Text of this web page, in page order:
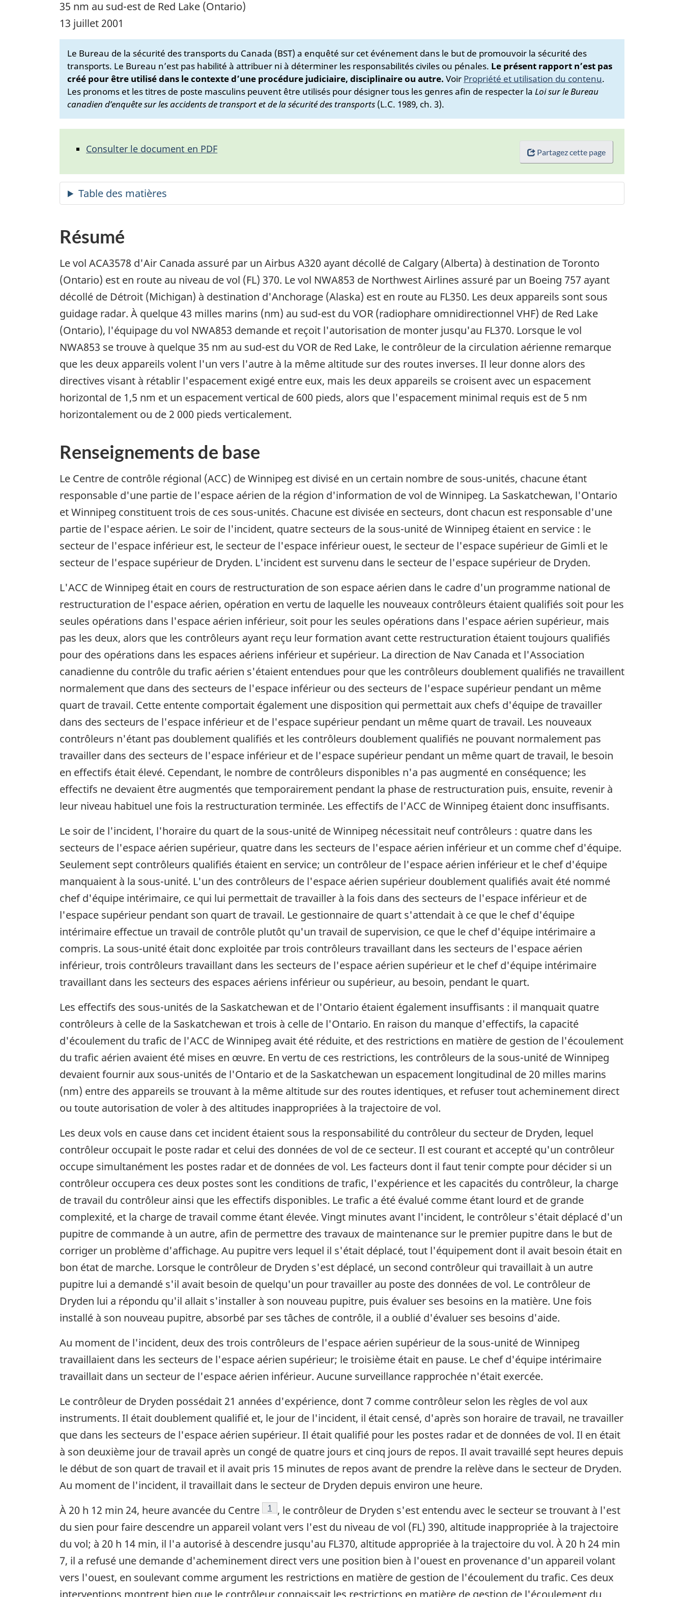
35 nm au sud-est de Red Lake (Ontario)
13 juillet 2001
Le Bureau de la sécurité des transports du Canada (BST) a enquêté sur cet événement dans le but de promouvoir la sécurité des
transports. Le Bureau n’est pas habilité à attribuer ni à déterminer les responsabilités civiles ou pénales. Le présent rapport n’est pas
créé pour être utilisé dans le contexte d’une procédure judiciaire, disciplinaire ou autre. Voir Propriété et utilisation du contenu.
Les pronoms et les titres de poste masculins peuvent être utilisés pour désigner tous les genres afin de respecter la Loi sur le Bureau
canadien d’enquête sur les accidents de transport et de la sécurité des transports (L.C. 1989, ch. 3).
Partagez cette page
Consulter le document en PDF
Résumé
Le vol ACA3578 d'Air Canada assuré par un Airbus A320 ayant décollé de Calgary (Alberta) à destination de Toronto
(Ontario) est en route au niveau de vol (FL) 370. Le vol NWA853 de Northwest Airlines assuré par un Boeing 757 ayant
décollé de Détroit (Michigan) à destination d'Anchorage (Alaska) est en route au FL350. Les deux appareils sont sous
guidage radar. À quelque 43 milles marins (nm) au sud-est du VOR (radiophare omnidirectionnel VHF) de Red Lake
(Ontario), l'équipage du vol NWA853 demande et reçoit l'autorisation de monter jusqu'au FL370. Lorsque le vol
NWA853 se trouve à quelque 35 nm au sud-est du VOR de Red Lake, le contrôleur de la circulation aérienne remarque
que les deux appareils volent l'un vers l'autre à la même altitude sur des routes inverses. Il leur donne alors des
directives visant à rétablir l'espacement exigé entre eux, mais les deux appareils se croisent avec un espacement
horizontal de 1,5 nm et un espacement vertical de 600 pieds, alors que l'espacement minimal requis est de 5 nm
horizontalement ou de 2 000 pieds verticalement.
Renseignements de base
Le Centre de contrôle régional (ACC) de Winnipeg est divisé en un certain nombre de sous-unités, chacune étant
responsable d'une partie de l'espace aérien de la région d'information de vol de Winnipeg. La Saskatchewan, l'Ontario
et Winnipeg constituent trois de ces sous-unités. Chacune est divisée en secteurs, dont chacun est responsable d'une
partie de l'espace aérien. Le soir de l'incident, quatre secteurs de la sous-unité de Winnipeg étaient en service : le
secteur de l'espace inférieur est, le secteur de l'espace inférieur ouest, le secteur de l'espace supérieur de Gimli et le
secteur de l'espace supérieur de Dryden. L'incident est survenu dans le secteur de l'espace supérieur de Dryden.
L'ACC de Winnipeg était en cours de restructuration de son espace aérien dans le cadre d'un programme national de
restructuration de l'espace aérien, opération en vertu de laquelle les nouveaux contrôleurs étaient qualifiés soit pour les
seules opérations dans l'espace aérien inférieur, soit pour les seules opérations dans l'espace aérien supérieur, mais
pas les deux, alors que les contrôleurs ayant reçu leur formation avant cette restructuration étaient toujours qualifiés
pour des opérations dans les espaces aériens inférieur et supérieur. La direction de Nav Canada et l'Association
canadienne du contrôle du trafic aérien s'étaient entendues pour que les contrôleurs doublement qualifiés ne travaillent
normalement que dans des secteurs de l'espace inférieur ou des secteurs de l'espace supérieur pendant un même
quart de travail. Cette entente comportait également une disposition qui permettait aux chefs d'équipe de travailler
dans des secteurs de l'espace inférieur et de l'espace supérieur pendant un même quart de travail. Les nouveaux
contrôleurs n'étant pas doublement qualifiés et les contrôleurs doublement qualifiés ne pouvant normalement pas
travailler dans des secteurs de l'espace inférieur et de l'espace supérieur pendant un même quart de travail, le besoin
en effectifs était élevé. Cependant, le nombre de contrôleurs disponibles n'a pas augmenté en conséquence; les
effectifs ne devaient être augmentés que temporairement pendant la phase de restructuration puis, ensuite, revenir à
leur niveau habituel une fois la restructuration terminée. Les effectifs de l'ACC de Winnipeg étaient donc insuffisants.
Le soir de l'incident, l'horaire du quart de la sous-unité de Winnipeg nécessitait neuf contrôleurs : quatre dans les
secteurs de l'espace aérien supérieur, quatre dans les secteurs de l'espace aérien inférieur et un comme chef d'équipe.
Seulement sept contrôleurs qualifiés étaient en service; un contrôleur de l'espace aérien inférieur et le chef d'équipe
manquaient à la sous-unité. L'un des contrôleurs de l'espace aérien supérieur doublement qualifiés avait été nommé
chef d'équipe intérimaire, ce qui lui permettait de travailler à la fois dans des secteurs de l'espace inférieur et de
l'espace supérieur pendant son quart de travail. Le gestionnaire de quart s'attendait à ce que le chef d'équipe
intérimaire effectue un travail de contrôle plutôt qu'un travail de supervision, ce que le chef d'équipe intérimaire a
compris. La sous-unité était donc exploitée par trois contrôleurs travaillant dans les secteurs de l'espace aérien
inférieur, trois contrôleurs travaillant dans les secteurs de l'espace aérien supérieur et le chef d'équipe intérimaire
travaillant dans les secteurs des espaces aériens inférieur ou supérieur, au besoin, pendant le quart.
Les effectifs des sous-unités de la Saskatchewan et de l'Ontario étaient également insuffisants : il manquait quatre
contrôleurs à celle de la Saskatchewan et trois à celle de l'Ontario. En raison du manque d'effectifs, la capacité
d'écoulement du trafic de l'ACC de Winnipeg avait été réduite, et des restrictions en matière de gestion de l'écoulement
du trafic aérien avaient été mises en œuvre. En vertu de ces restrictions, les contrôleurs de la sous-unité de Winnipeg
devaient fournir aux sous-unités de l'Ontario et de la Saskatchewan un espacement longitudinal de 20 milles marins
(nm) entre des appareils se trouvant à la même altitude sur des routes identiques, et refuser tout acheminement direct
ou toute autorisation de voler à des altitudes inappropriées à la trajectoire de vol.
Les deux vols en cause dans cet incident étaient sous la responsabilité du contrôleur du secteur de Dryden, lequel
contrôleur occupait le poste radar et celui des données de vol de ce secteur. Il est courant et accepté qu'un contrôleur
occupe simultanément les postes radar et de données de vol. Les facteurs dont il faut tenir compte pour décider si un
contrôleur occupera ces deux postes sont les conditions de trafic, l'expérience et les capacités du contrôleur, la charge
de travail du contrôleur ainsi que les effectifs disponibles. Le trafic a été évalué comme étant lourd et de grande
complexité, et la charge de travail comme étant élevée. Vingt minutes avant l'incident, le contrôleur s'était déplacé d'un
pupitre de commande à un autre, afin de permettre des travaux de maintenance sur le premier pupitre dans le but de
corriger un problème d'affichage. Au pupitre vers lequel il s'était déplacé, tout l'équipement dont il avait besoin était en
bon état de marche. Lorsque le contrôleur de Dryden s'est déplacé, un second contrôleur qui travaillait à un autre
pupitre lui a demandé s'il avait besoin de quelqu'un pour travailler au poste des données de vol. Le contrôleur de
Dryden lui a répondu qu'il allait s'installer à son nouveau pupitre, puis évaluer ses besoins en la matière. Une fois
installé à son nouveau pupitre, absorbé par ses tâches de contrôle, il a oublié d'évaluer ses besoins d'aide.
Au moment de l'incident, deux des trois contrôleurs de l'espace aérien supérieur de la sous-unité de Winnipeg
travaillaient dans les secteurs de l'espace aérien supérieur; le troisième était en pause. Le chef d'équipe intérimaire
travaillait dans un secteur de l'espace aérien inférieur. Aucune surveillance rapprochée n'était exercée.
Le contrôleur de Dryden possédait 21 années d'expérience, dont 7 comme contrôleur selon les règles de vol aux
instruments. Il était doublement qualifié et, le jour de l'incident, il était censé, d'après son horaire de travail, ne travailler
que dans les secteurs de l'espace aérien supérieur. Il était qualifié pour les postes radar et de données de vol. Il en était
à son deuxième jour de travail après un congé de quatre jours et cinq jours de repos. Il avait travaillé sept heures depuis
le début de son quart de travail et il avait pris 15 minutes de repos avant de prendre la relève dans le secteur de Dryden.
Au moment de l'incident, il travaillait dans le secteur de Dryden depuis environ une heure.
À 20 h 12 min 24, heure avancée du Centre
Note de bas de page
1
, le contrôleur de Dryden s'est entendu avec le secteur se trouvant à l'est
du sien pour faire descendre un appareil volant vers l'est du niveau de vol (FL) 390, altitude inappropriée à la trajectoire
du vol; à 20 h 14 min, il l'a autorisé à descendre jusqu'au FL370, altitude appropriée à la trajectoire du vol. À 20 h 24 min
7, il a refusé une demande d'acheminement direct vers une position bien à l'ouest en provenance d'un appareil volant
vers l'ouest, en soulevant comme argument les restrictions en matière de gestion de l'écoulement du trafic. Ces deux